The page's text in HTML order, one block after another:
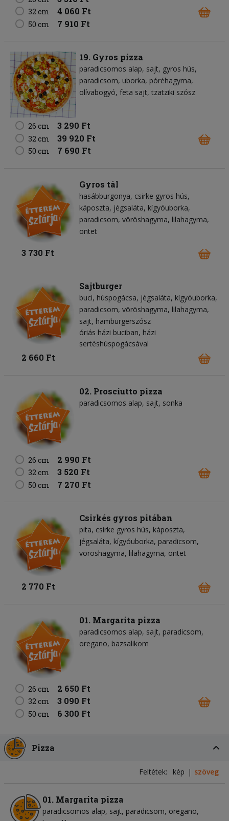
32 cm 4 060 Ft
50 cm 7 910 Ft
19. Gyros pizza
paradicsomos alap sajt gyros hús
paradicsom uborka póréhagyma
olívabogyó feta sajt tzatziki szósz
26 cm 3 290 Ft
32 cm 39 920 Ft
50 cm 7 690 Ft
Gyros tál
hasábburgonya csirke gyros hús
káposzta jégsaláta kígyóuborka
paradicsom vöröshagyma lilahagyma
öntet
3 730 Ft
Sajtburger
buci húspogácsa jégsaláta kígyóuborka
paradicsom vöröshagyma lilahagyma
sajt hamburgerszósz
óriás házi buciban, házi
sertéshúspogácsával
2 660 Ft
02. Prosciutto pizza
paradicsomos alap sajt sonka
26 cm 2 990 Ft
32 cm 3 520 Ft
50 cm 7 270 Ft
Csirkés gyros pitában
pita csirke gyros hús káposzta
jégsaláta kígyóuborka paradicsom
vöröshagyma lilahagyma öntet
2 770 Ft
01. Margarita pizza
paradicsomos alap sajt paradicsom
oregano bazsalikom
26 cm 2 650 Ft
32 cm 3 090 Ft
50 cm 6 300 Ft
Pizza
Feltétek: kép szöveg
01. Margarita pizza
paradicsomos alap sajt paradicsom oregano